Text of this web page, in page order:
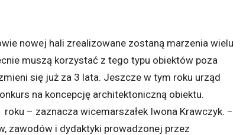
nowej hali zrealizowane zostaną marzenia wielu
muszą korzystać z tego typu obiektów poza
się już za 3 lata. Jeszcze w tym roku urząd
na koncepcję architektoniczną obiektu.
– zaznacza wicemarszałek Iwona Krawczyk. −
zawodów i dydaktyki prowadzonej przez